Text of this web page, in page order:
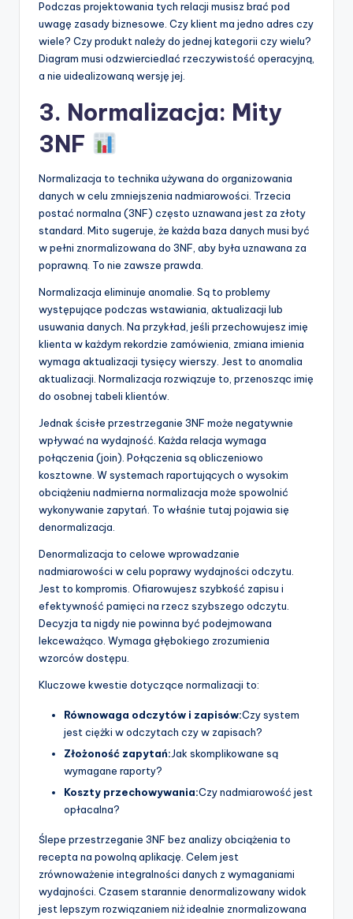
Podczas projektowania tych relacji musisz brać pod
uwagę zasady biznesowe. Czy klient ma jedno adres czy
wiele? Czy produkt należy do jednej kategorii czy wielu?
Diagram musi odzwierciedlać rzeczywistość operacyjną,
a nie uidealizowaną wersję jej.
3. Normalizacja: Mity
3NF
Normalizacja to technika używana do organizowania
danych w celu zmniejszenia nadmiarowości. Trzecia
postać normalna (3NF) często uznawana jest za złoty
standard. Mito sugeruje, że każda baza danych musi być
w pełni znormalizowana do 3NF, aby była uznawana za
poprawną. To nie zawsze prawda.
Normalizacja eliminuje anomalie. Są to problemy
występujące podczas wstawiania, aktualizacji lub
usuwania danych. Na przykład, jeśli przechowujesz imię
klienta w każdym rekordzie zamówienia, zmiana imienia
wymaga aktualizacji tysięcy wierszy. Jest to anomalia
aktualizacji. Normalizacja rozwiązuje to, przenosząc imię
do osobnej tabeli klientów.
Jednak ścisłe przestrzeganie 3NF może negatywnie
wpływać na wydajność. Każda relacja wymaga
połączenia (join). Połączenia są obliczeniowo
kosztowne. W systemach raportujących o wysokim
obciążeniu nadmierna normalizacja może spowolnić
wykonywanie zapytań. To właśnie tutaj pojawia się
denormalizacja.
Denormalizacja to celowe wprowadzanie
nadmiarowości w celu poprawy wydajności odczytu.
Jest to kompromis. Ofiarowujesz szybkość zapisu i
efektywność pamięci na rzecz szybszego odczytu.
Decyzja ta nigdy nie powinna być podejmowana
lekceważąco. Wymaga głębokiego zrozumienia
wzorców dostępu.
Kluczowe kwestie dotyczące normalizacji to:
Równowaga odczytów i zapisów:Czy system
jest ciężki w odczytach czy w zapisach?
Złożoność zapytań:Jak skomplikowane są
wymagane raporty?
Koszty przechowywania:Czy nadmiarowość jest
opłacalna?
Ślepe przestrzeganie 3NF bez analizy obciążenia to
recepta na powolną aplikację. Celem jest
zrównoważenie integralności danych z wymaganiami
wydajności. Czasem starannie denormalizowany widok
jest lepszym rozwiązaniem niż idealnie znormalizowana